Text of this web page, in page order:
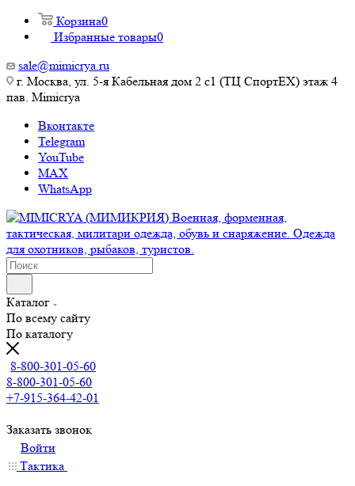
Корзина0
Избранные товары0
sale@mimicrya.ru
г. Москва, ул. 5-я Кабельная дом 2 с1 (ТЦ СпортEX) этаж 4
пав. Mimicrya
Вконтакте
Telegram
YouTube
MAX
WhatsApp
Каталог
По всему сайту
По каталогу
8-800-301-05-60
8-800-301-05-60
+7-915-364-42-01
Заказать звонок
Войти
Тактика